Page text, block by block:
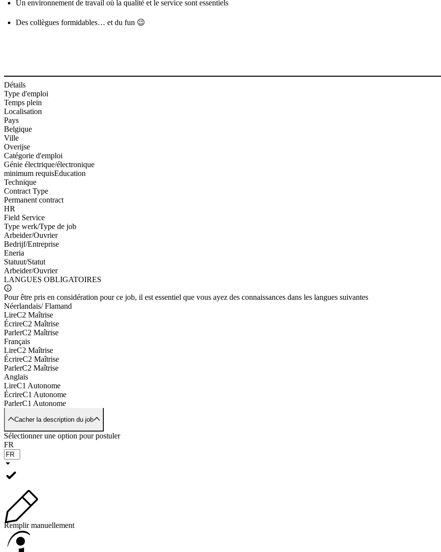
Un environnement de travail où la qualité et le service sont essentiels
Des collègues formidables… et du fun 😉
Détails
Type d'emploi
Temps plein
Localisation
Pays
Belgique
Ville
Overijse
Catégorie d'emploi
Génie électrique/électronique
minimum requisEducation
Technique
Contract Type
Permanent contract
HR
Field Service
Type werk/Type de job
Arbeider/Ouvrier
Bedrijf/Entreprise
Eneria
Statuut/Statut
Arbeider/Ouvrier
LANGUES OBLIGATOIRES
Pour être pris en considération pour ce job, il est essentiel que vous ayez des connaissances dans les langues suivantes
Néerlandais/ Flamand
LireC2 Maîtrise
ÉcrireC2 Maîtrise
ParlerC2 Maîtrise
Français
LireC2 Maîtrise
ÉcrireC2 Maîtrise
ParlerC2 Maîtrise
Anglais
LireC1 Autonome
ÉcrireC1 Autonome
ParlerC1 Autonome
Cacher la description du job
Sélectionner une option pour postuler
FR
Remplir manuellement